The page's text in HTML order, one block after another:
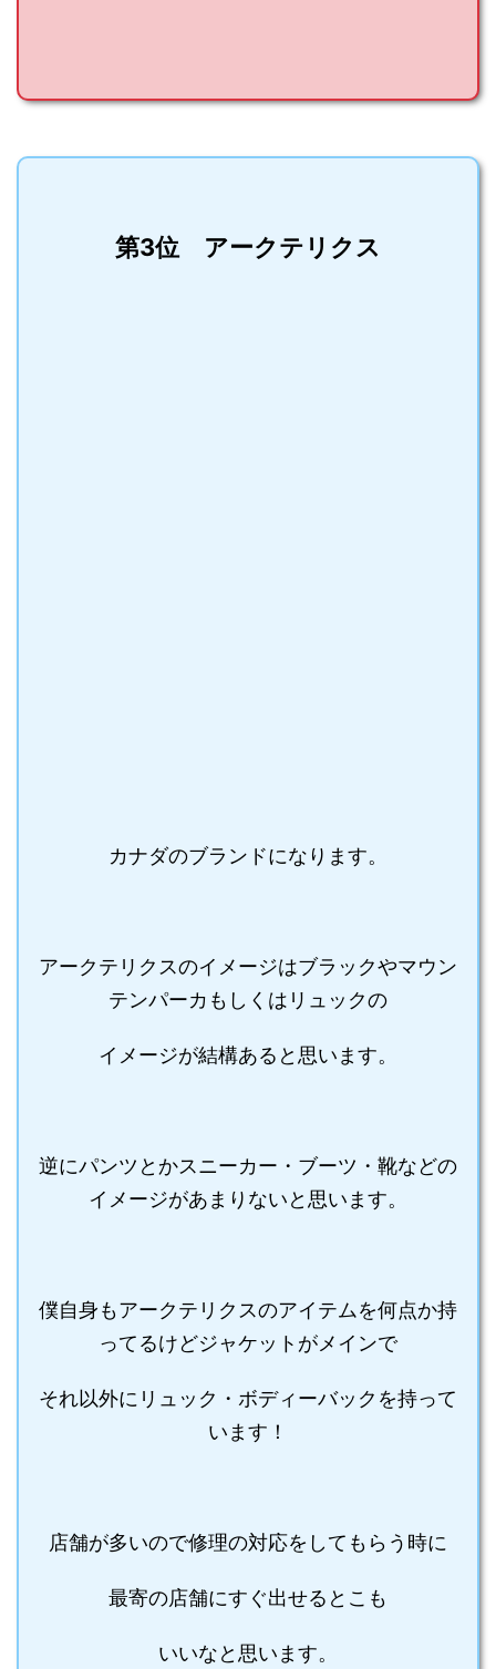
第3位 アークテリクス
カナダのブランドになります。
アークテリクスのイメージはブラックやマウン
テンパーカもしくはリュックの
イメージが結構あると思います。
逆にパンツとかスニーカー・ブーツ・靴などの
イメージがあまりないと思います。
僕自身もアークテリクスのアイテムを何点か持
ってるけどジャケットがメインで
それ以外にリュック・ボディーバックを持って
います！
店舗が多いので修理の対応をしてもらう時に
最寄の店舗にすぐ出せるとこも
いいなと思います。